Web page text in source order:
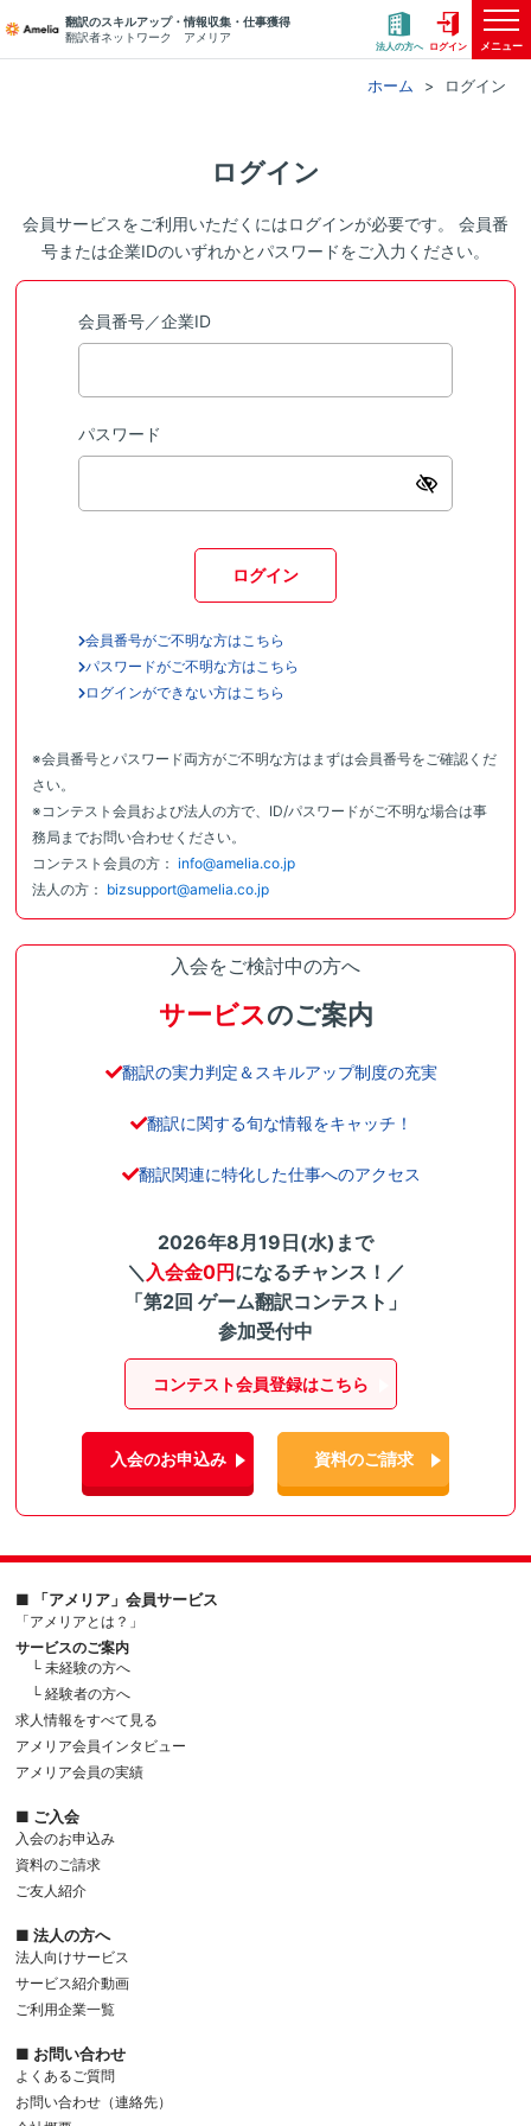
翻訳のスキルアップ・情報収集・仕事獲得
翻訳者ネットワーク アメリア
法人の方へ ログイン メニュー
ホーム ログイン
ログイン
会員サービスをご利用いただくにはログインが必要です。 会員番
号または企業IDのいずれかとパスワードをご入力ください。
会員番号／企業ID
パスワード
ログイン
会員番号がご不明な方はこちら
パスワードがご不明な方はこちら
ログインができない方はこちら
※会員番号とパスワード両方がご不明な方はまずは会員番号をご確認くだ
さい。
※コンテスト会員および法人の方で、ID/パスワードがご不明な場合は事
務局までお問い合わせください。
コンテスト会員の方： info@amelia.co.jp
法人の方： bizsupport@amelia.co.jp
入会をご検討中の方へ
サービスのご案内
翻訳の実力判定＆スキルアップ制度の充実
翻訳に関する旬な情報をキャッチ！
翻訳関連に特化した仕事へのアクセス
2026年8月19日(水)まで
＼ 入会金0円になるチャンス！／
「第2回 ゲーム翻訳コンテスト」
参加受付中
コンテスト会員登録はこちら
入会のお申込み 資料のご請求
■ 「アメリア」会員サービス
「アメリアとは？」
サービスのご案内
└ 未経験の方へ
└ 経験者の方へ
求人情報をすべて見る
アメリア会員インタビュー
アメリア会員の実績
■ ご入会
入会のお申込み
資料のご請求
ご友人紹介
■ 法人の方へ
法人向けサービス
サービス紹介動画
ご利用企業一覧
■ お問い合わせ
よくあるご質問
お問い合わせ（連絡先）